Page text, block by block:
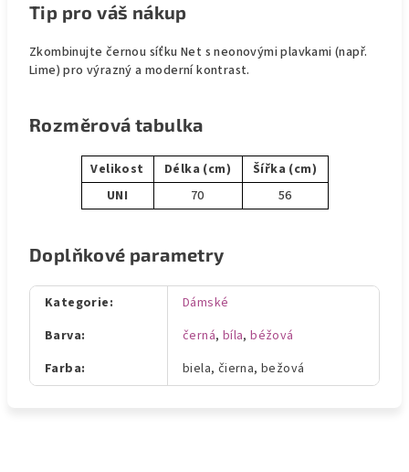
Tip pro váš nákup
Zkombinujte černou síťku Net s neonovými plavkami (např.
Lime) pro výrazný a moderní kontrast.
Rozměrová tabulka
Velikost Délka (cm)
Šířka (cm)
UNI
70 56
Doplňkové parametry
Kategorie:
Dámské
Barva: černá, bíla,béžová
Farba: biela, čierna, bežová